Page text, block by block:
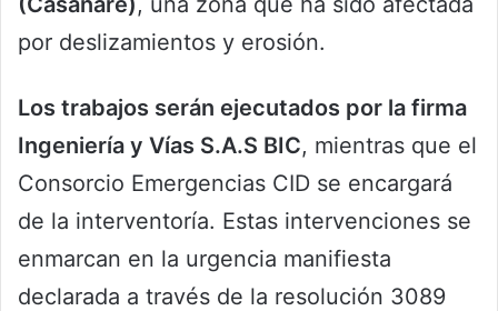
por deslizamientos y erosión.
Los trabajos serán ejecutados por la firma
Ingeniería y Vías S.A.S BIC, mientras que el
Consorcio Emergencias CID se encargará
de la interventoría. Estas intervenciones se
enmarcan en la urgencia manifiesta
declarada a través de la resolución 3089